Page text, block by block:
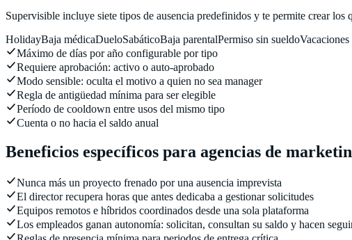
Supervisible incluye siete tipos de ausencia predefinidos y te permite crear
HolidayBaja médicaDueloSabáticoBaja parentalPermiso sin sueldo
Máximo de días por año configurable por tipo
Requiere aprobación: activo o auto-aprobado
Modo sensible: oculta el motivo a quien no sea manager
Regla de antigüedad mínima para ser elegible
Período de cooldown entre usos del mismo tipo
Cuenta o no hacia el saldo anual
Beneficios específicos para agencias de
Nunca más un proyecto frenado por una ausencia imprevista
El director recupera horas que antes dedicaba a gestionar solicitudes
Equipos remotos e híbridos coordinados desde una sola plataforma
Los empleados ganan autonomía: solicitan, consultan su saldo y hacen